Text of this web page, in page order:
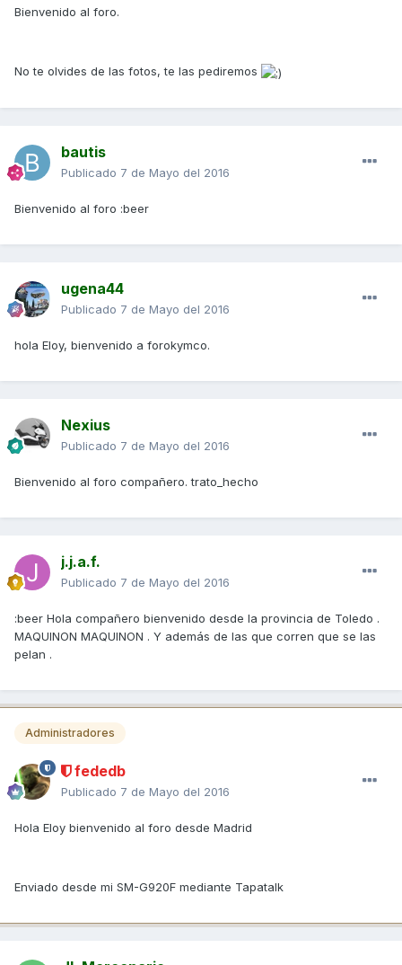
Bienvenido al foro.
No te olvides de las fotos, te las pediremos
bautis
Publicado 7 de Mayo del 2016
Bienvenido al foro :beer
ugena44
Publicado 7 de Mayo del 2016
hola Eloy, bienvenido a forokymco.
Nexius
Publicado 7 de Mayo del 2016
Bienvenido al foro compañero. trato_hecho
j.j.a.f.
Publicado 7 de Mayo del 2016
:beer Hola compañero bienvenido desde la provincia de Toledo .
MAQUINON MAQUINON . Y además de las que corren que se las
pelan .
Administradores
fededb
Publicado 7 de Mayo del 2016
Hola Eloy bienvenido al foro desde Madrid
Enviado desde mi SM-G920F mediante Tapatalk